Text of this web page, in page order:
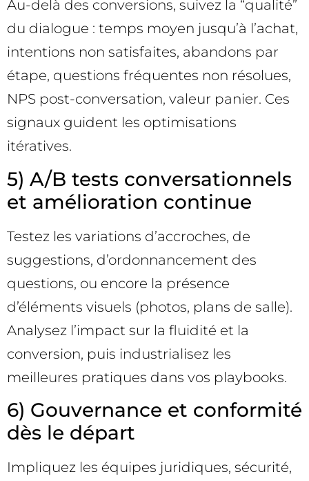
Au-delà des conversions, suivez la “qualité”
du dialogue : temps moyen jusqu’à l’achat,
intentions non satisfaites, abandons par
étape, questions fréquentes non résolues,
NPS post-conversation, valeur panier. Ces
signaux guident les optimisations
itératives.
5) A/B tests conversationnels
et amélioration continue
Testez les variations d’accroches, de
suggestions, d’ordonnancement des
questions, ou encore la présence
d’éléments visuels (photos, plans de salle).
Analysez l’impact sur la fluidité et la
conversion, puis industrialisez les
meilleures pratiques dans vos playbooks.
6) Gouvernance et conformité
dès le départ
Impliquez les équipes juridiques, sécurité,